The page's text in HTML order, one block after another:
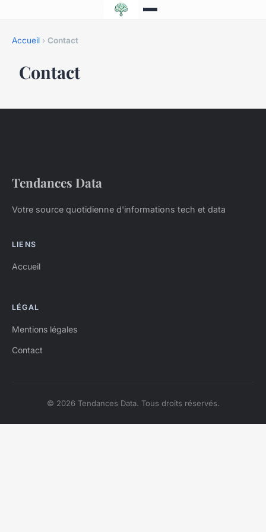
Accueil › Contact
Contact
Tendances Data
Votre source quotidienne d'informations tech et data
LIENS
Accueil
LÉGAL
Mentions légales
Contact
© 2026 Tendances Data. Tous droits réservés.